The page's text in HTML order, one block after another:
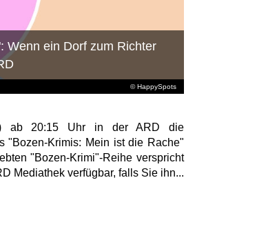
© HappySpots
Wenn ein Dorf zum Richter
ab 20:15 Uhr in der ARD die
"Bozen-Krimis: Mein ist die Rache"
"Bozen-Krimi"-Reihe verspricht
Mediathek verfügbar, falls Sie ihn...